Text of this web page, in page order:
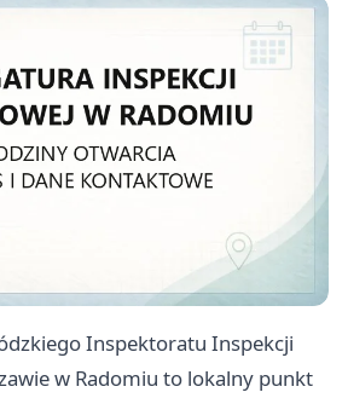
Inspektoratu Inspekcji
w Radomiu to lokalny punkt